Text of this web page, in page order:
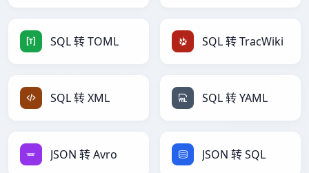
SQL 转 TOML SQL 转 TracWiki
SQL 转 XML SQL 转 YAML
JSON 转 Avro JSON 转 SQL